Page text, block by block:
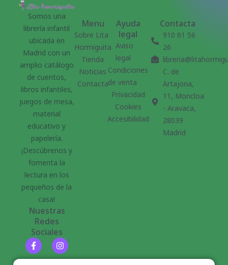
Somos una
librería infantil
ubicada en
Madrid con un
amplio catálogo
de cuentos,
libros infantiles,
juegos de mesa,
material
educativo y
papelería.
¡Descúbrenos y
fomenta la
lectura en los
pequeños de la
casa!
Nuestras
Redes
Sociales
Menu
Sobre Lita
Hormiguita
Tienda
Noticias
Contacta
Ayuda
legal
Aviso
legal
Condiciones
de venta
Privacidad
Cookies
Accesibilidad
Contacta
910 61 56
26
C. de
Artajona,
11, Moncloa
- Aravaca,
28039
Madrid